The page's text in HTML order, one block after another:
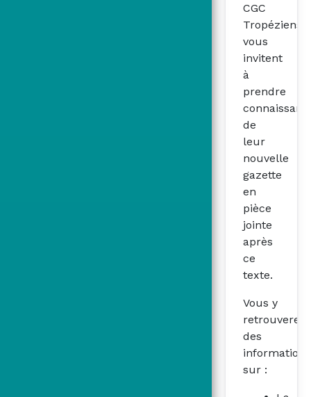
CGC
Tropéziens
vous
invitent
à
prendre
de
leur
nouvelle
gazette
en
pièce
jointe
après
ce
texte.
Vous y
retrouverez
des
informations
sur :